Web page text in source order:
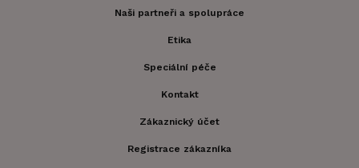
Naši partneři a spolupráce
Etika
Speciální péče
Kontakt
Zákaznický účet
Registrace zákazníka